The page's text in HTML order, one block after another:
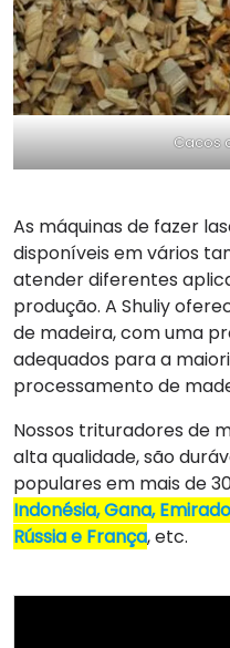
Cacos
As máquinas de fazer
disponíveis em vários
atender diferentes
produção. A Shuliy
de madeira, com uma
adequados para a
processamento de
Nossos trituradores de
alta qualidade, são
populares em mais de
Indonésia, Gana,
Rússia e França, etc.